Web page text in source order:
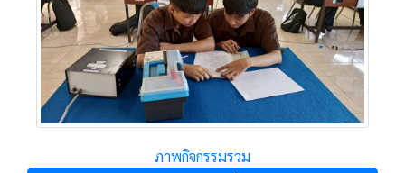
ภาพกิจกรรมรวม